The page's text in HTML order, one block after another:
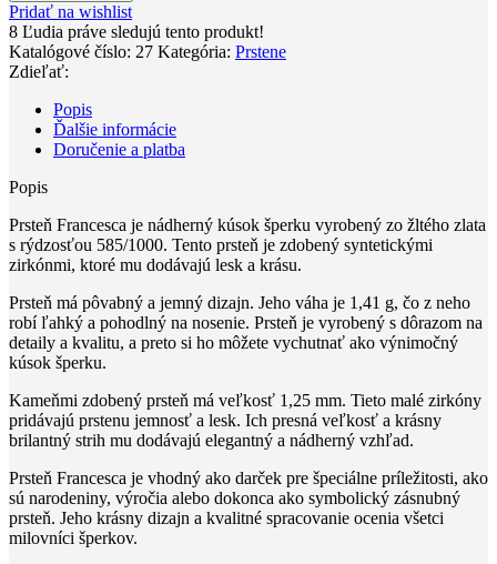
Pridať na wishlist
8 Ľudia práve sledujú tento produkt!
Katalógové číslo: 27 Kategória: Prstene
Zdieľať:
Popis
Ďalšie informácie
Doručenie a platba
Popis
Prsteň Francesca je nádherný kúsok šperku vyrobený zo žltého zlata
s rýdzosťou 585/1000. Tento prsteň je zdobený syntetickými
zirkónmi, ktoré mu dodávajú lesk a krásu.
Prsteň má pôvabný a jemný dizajn. Jeho váha je 1,41 g, čo z neho
robí ľahký a pohodlný na nosenie. Prsteň je vyrobený s dôrazom na
detaily a kvalitu, a preto si ho môžete vychutnať ako výnimočný
kúsok šperku.
Kameňmi zdobený prsteň má veľkosť 1,25 mm. Tieto malé zirkóny
pridávajú prstenu jemnosť a lesk. Ich presná veľkosť a krásny
brilantný strih mu dodávajú elegantný a nádherný vzhľad.
Prsteň Francesca je vhodný ako darček pre špeciálne príležitosti, ako
sú narodeniny, výročia alebo dokonca ako symbolický zásnubný
prsteň. Jeho krásny dizajn a kvalitné spracovanie ocenia všetci
milovníci šperkov.